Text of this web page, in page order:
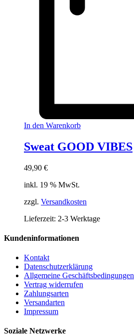
In den Warenkorb
Sweat GOOD VIBES
49,90 €
inkl. 19 % MwSt.
zzgl. Versandkosten
Lieferzeit: 2-3 Werktage
Kundeninformationen
Kontakt
Datenschutzerklärung
Allgemeine Geschäftsbedingungen
Vertrag widerrufen
Zahlungsarten
Versandarten
Impressum
Soziale Netzwerke